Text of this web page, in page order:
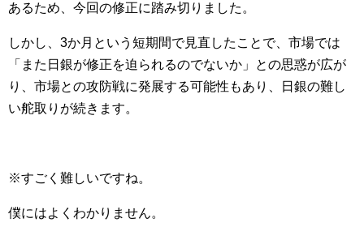
あるため、今回の修正に踏み切りました。
しかし、3か月という短期間で見直したことで、市場では
「また日銀が修正を迫られるのでないか」との思惑が広が
り、市場との攻防戦に発展する可能性もあり、日銀の難し
い舵取りが続きます。
※すごく難しいですね。
僕にはよくわかりません。